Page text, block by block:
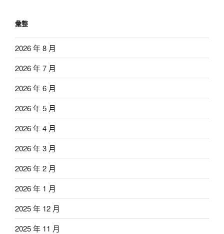
彙整
2026 年 8 月
2026 年 7 月
2026 年 6 月
2026 年 5 月
2026 年 4 月
2026 年 3 月
2026 年 2 月
2026 年 1 月
2025 年 12 月
2025 年 11 月